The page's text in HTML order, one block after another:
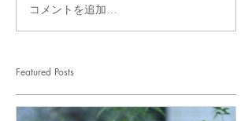
コメントを追加…
Featured Posts